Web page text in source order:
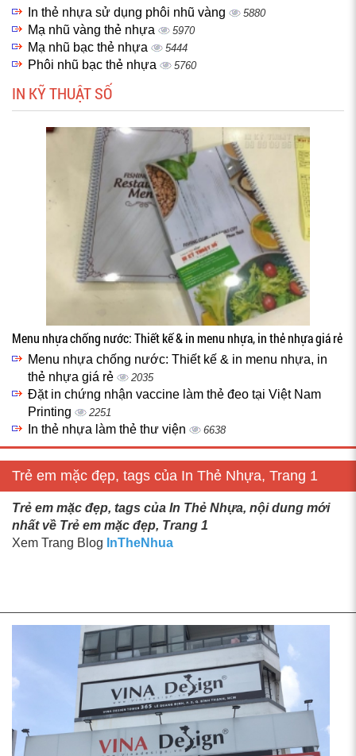
In thẻ nhựa sử dụng phôi nhũ vàng 5880
Mạ nhũ vàng thẻ nhựa 5970
Mạ nhũ bạc thẻ nhựa 5444
Phôi nhũ bạc thẻ nhựa 5760
IN KỸ THUẬT SỐ
Menu nhựa chống nước: Thiết kế & in menu nhựa, in thẻ nhựa giá rẻ
Menu nhựa chống nước: Thiết kế & in menu nhựa, in
thẻ nhựa giá rẻ
2035
Đặt in chứng nhận vaccine làm thẻ đeo tại Việt Nam
Printing
2251
In thẻ nhựa làm thẻ thư viện 6638
Trẻ em mặc đẹp, tags của In Thẻ Nhựa, Trang 1
Trẻ em mặc đẹp, tags của In Thẻ Nhựa, nội dung mới
nhất về Trẻ em mặc đẹp, Trang 1
Xem Trang Blog InTheNhua